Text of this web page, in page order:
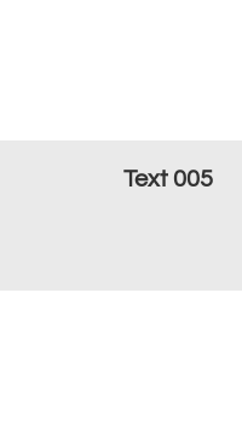
Text 005